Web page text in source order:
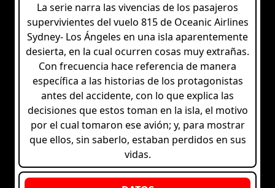
La serie narra las vivencias de los pasajeros
supervivientes del vuelo 815 de Oceanic Airlines
Sydney- Los Ángeles en una isla aparentemente
desierta, en la cual ocurren cosas muy extrañas.
Con frecuencia hace referencia de manera
específica a las historias de los protagonistas
antes del accidente, con lo que explica las
decisiones que estos toman en la isla, el motivo
por el cual tomaron ese avión; y, para mostrar
que ellos, sin saberlo, estaban perdidos en sus
vidas.